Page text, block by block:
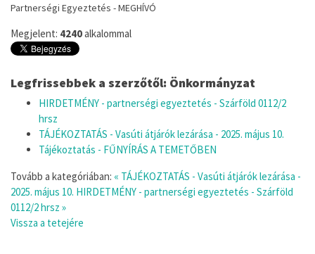
Partnerségi Egyeztetés - MEGHÍVÓ
Megjelent: 4240alkalommal
Legfrissebbek a szerzőtől: Önkormányzat
HIRDETMÉNY - partnerségi egyeztetés - Szárföld 0112/2
hrsz
TÁJÉKOZTATÁS - Vasúti átjárók lezárása - 2025. május 10.
Tájékoztatás - FŰNYÍRÁS A TEMETŐBEN
Tovább a kategóriában: « TÁJÉKOZTATÁS - Vasúti átjárók lezárása -
2025. május 10. HIRDETMÉNY - partnerségi egyeztetés - Szárföld
0112/2 hrsz »
Vissza a tetejére